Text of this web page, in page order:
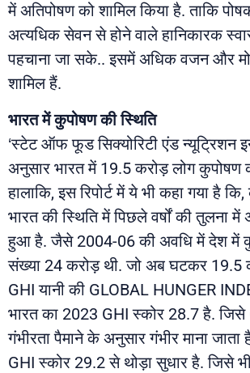
में अतिपोषण को शामिल किया है. ताकि
अत्यधिक सेवन से होने वाले हानिकारक
पहचाना जा सके.. इसमें अधिक वजन और
शामिल हैं.
भारत में कुपोषण की स्थिति
‘स्टेट ऑफ फूड सिक्योरिटी एंड न्यूट्रिशन
अनुसार भारत में 19.5 करोड़ लोग कुपोषण
हालाकि, इस रिपोर्ट में ये भी कहा गया है
भारत की स्थिति में पिछले वर्षों की तुलना में
हुआ है. जैसे 2004-06 की अवधि में देश में
संख्या 24 करोड़ थी. जो अब घटकर 19.5
GHI यानी की GLOBAL HUNGER
भारत का 2023 GHI स्कोर 28.7 है.
गंभीरता पैमाने के अनुसार गंभीर माना
GHI स्कोर 29.2 से थोड़ा सुधार है. जिसे भी